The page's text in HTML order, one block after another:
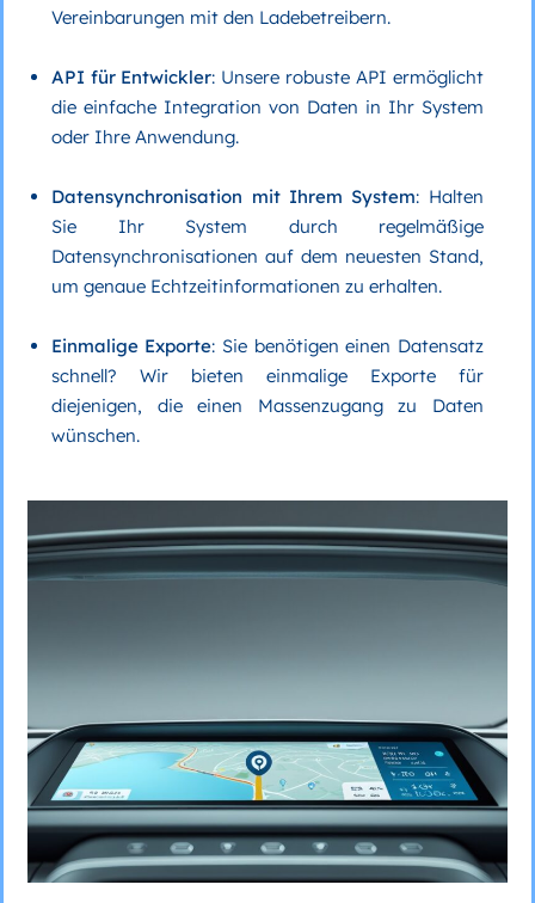
Vereinbarungen mit den Ladebetreibern.
API für Entwickler: Unsere robuste API ermöglicht
die einfache Integration von Daten in Ihr System
oder Ihre Anwendung.
Datensynchronisation mit Ihrem System: Halten
Sie Ihr System durch regelmäßige
Datensynchronisationen auf dem neuesten Stand,
um genaue Echtzeitinformationen zu erhalten.
Einmalige Exporte: Sie benötigen einen Datensatz
schnell? Wir bieten einmalige Exporte für
diejenigen, die einen Massenzugang zu Daten
wünschen.